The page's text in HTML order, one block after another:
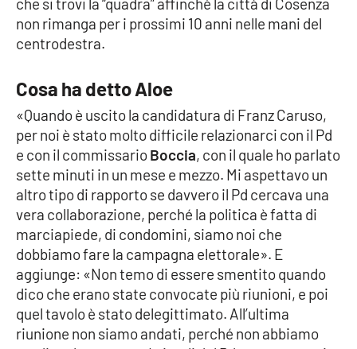
Leggendo Alvaro insieme
Imprese Di Calabria
Le perfidie di Antonella Grippo
Venti di comunicazione
STREAMING
LaC TV
LaC Network
LaC OnAir
non rimanga per i prossimi 10 anni nelle mani del
centrodestra.
Cosa ha detto Aloe
«Quando è uscito la candidatura di Franz Caruso,
per noi è stato molto difficile relazionarci con il Pd
e con il commissarioBoccia, con il quale ho parlato
sette minuti in un mese e mezzo. Mi aspettavo un
altro tipo di rapporto se davvero il Pd cercava una
vera collaborazione, perché la politica è fatta di
marciapiede, di condomini, siamo noi che
dobbiamo fare la campagna elettorale». E
aggiunge: «Non temo di essere smentito quando
dico che erano state convocate più riunioni, e poi
quel tavolo è stato delegittimato. All’ultima
riunione non siamo andati, perché non abbiamo